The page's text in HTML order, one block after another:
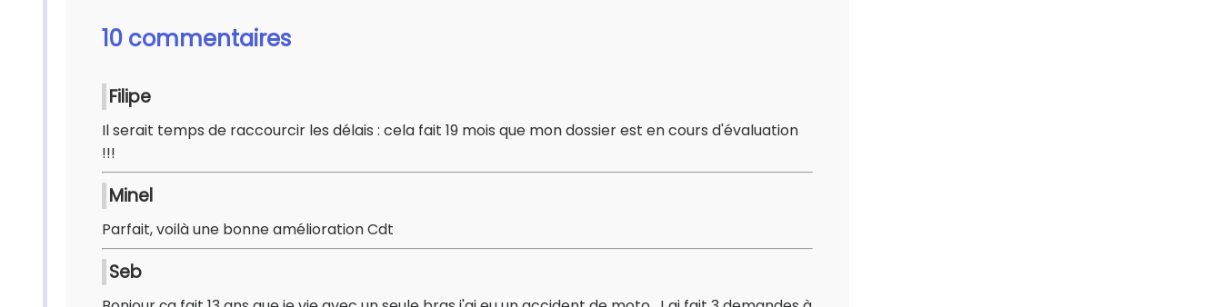
10 commentaires
Filipe
Il serait temps de raccourcir les délais : cela fait 19 mois que mon dossier est en cours d'évaluation
!!!
Minel
Parfait, voilà une bonne amélioration Cdt
Seb